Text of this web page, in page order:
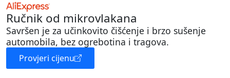
Ručnik od mikrovlakana
Savršen je za učinkovito čišćenje i brzo sušenje
automobila, bez ogrebotina i tragova.
Provjeri cijenu